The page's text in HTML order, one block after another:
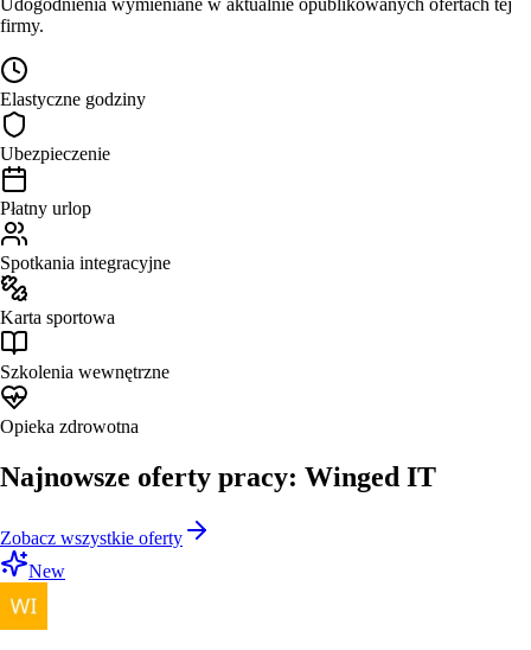
firmy.
Elastyczne godziny
Ubezpieczenie
Płatny urlop
Spotkania integracyjne
Karta sportowa
Szkolenia wewnętrzne
Opieka zdrowotna
Najnowsze oferty pracy: Winged IT
Zobacz wszystkie oferty
New